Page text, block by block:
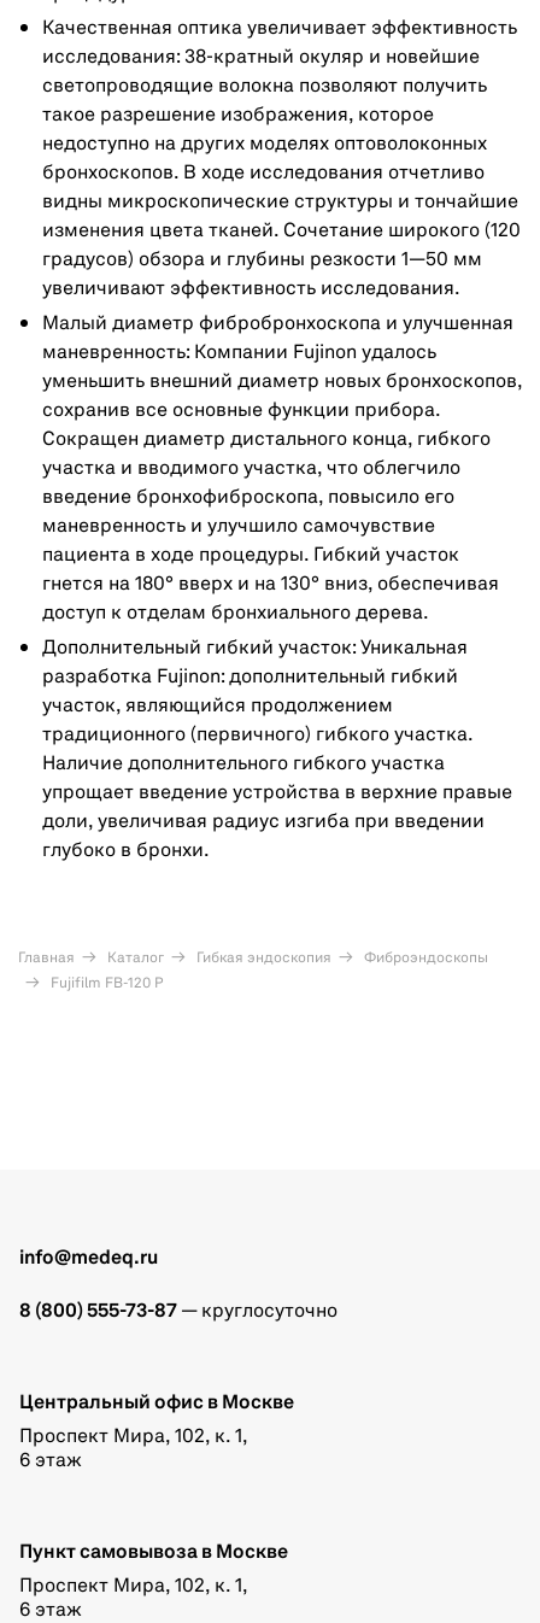
Качественная оптика увеличивает эффективность
исследования: 38-кратный окуляр и новейшие
светопроводящие волокна позволяют получить
такое разрешение изображения, которое
недоступно на других моделях оптоволоконных
бронхоскопов. В ходе исследования отчетливо
видны микроскопические структуры и тончайшие
изменения цвета тканей. Сочетание широкого (120
градусов) обзора и глубины резкости 1—50 мм
увеличивают эффективность исследования.
Малый диаметр фибробронхоскопа и улучшенная
маневренность: Компании Fujinon удалось
уменьшить внешний диаметр новых бронхоскопов,
сохранив все основные функции прибора.
Сокращен диаметр дистального конца, гибкого
участка и вводимого участка, что облегчило
введение бронхофиброскопа, повысило его
маневренность и улучшило самочувствие
пациента в ходе процедуры. Гибкий участок
гнется на 180° вверх и на 130° вниз, обеспечивая
доступ к отделам бронхиального дерева.
Дополнительный гибкий участок: Уникальная
разработка Fujinon: дополнительный гибкий
участок, являющийся продолжением
традиционного (первичного) гибкого участка.
Наличие дополнительного гибкого участка
упрощает введение устройства в верхние правые
доли, увеличивая радиус изгиба при введении
глубоко в бронхи.
Главная Каталог Гибкая эндоскопия
Фиброэндоскопы
Fujifilm FB-120 P
info@medeq.ru
8 (800) 555-73-87 — круглосуточно
Центральный офис в Москве
Проспект Мира, 102, к. 1,
6 этаж
Пункт самовывоза в Москве
Проспект Мира, 102, к. 1,
6 этаж